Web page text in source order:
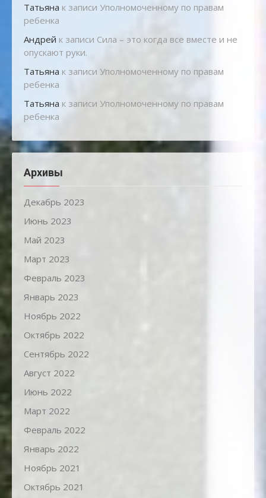
Татьяна к записи Уполномоченному по правам
ребенка
Андрей к записи Сила – это когда все вместе и не
опускают руки.
Татьяна к записи Уполномоченному по правам
ребенка
Татьяна к записи Уполномоченному по правам
ребенка
Архивы
Декабрь 2023
Июнь 2023
Май 2023
Март 2023
Февраль 2023
Январь 2023
Ноябрь 2022
Октябрь 2022
Сентябрь 2022
Август 2022
Июнь 2022
Март 2022
Февраль 2022
Январь 2022
Ноябрь 2021
Октябрь 2021